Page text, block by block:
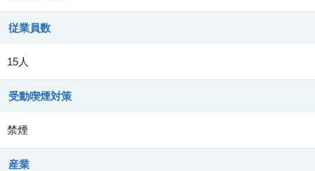
従業員数
15人
受動喫煙対策
禁煙
産業